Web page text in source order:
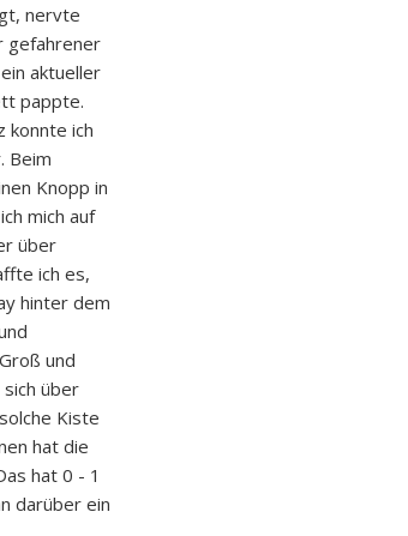
nervte
gefahrener
aktueller
pappte.
konnte ich
Beim
Knopp in
mich auf
über
ich es,
hinter dem
und
über
Kiste
hat die
hat 0 - 1
darüber ein